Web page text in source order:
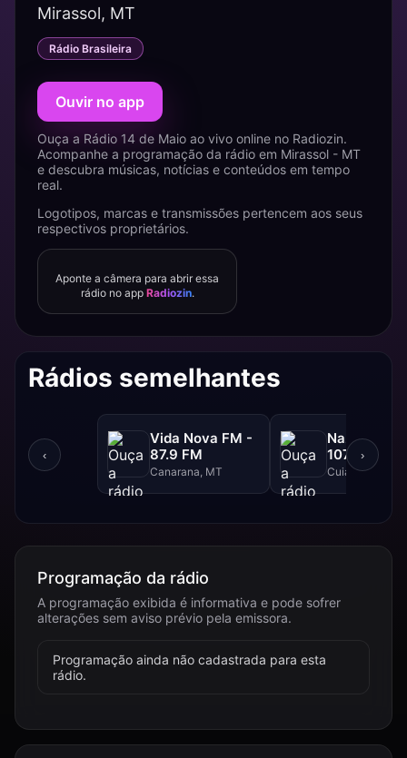
Mirassol, MT
Rádio Brasileira
Ouvir no app
Ouça a Rádio 14 de Maio ao vivo online no Radiozin.
Acompanhe a programação da rádio em Mirassol - MT
e descubra músicas, notícias e conteúdos em tempo
real.
Logotipos, marcas e transmissões pertencem aos seus
respectivos proprietários.
Aponte a câmera para abrir essa
rádio no app Radiozin.
Rádios semelhantes
‹
Vida Nova FM -
87.9 FM
Canarana, MT
Nazareno
107.9 FM
Cuiabá, MT
›
Programação da rádio
A programação exibida é informativa e pode sofrer
alterações sem aviso prévio pela emissora.
Programação ainda não cadastrada para esta
rádio.